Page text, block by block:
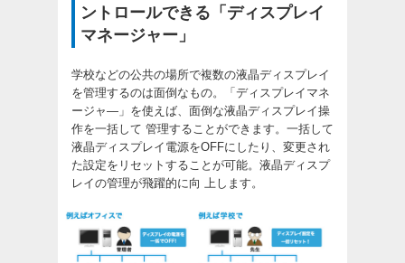
ントロールできる「ディスプレイ
マネージャー」
学校などの公共の場所で複数の液晶ディスプレイ
を管理するのは面倒なもの。「ディスプレイマネ
ージャ—」を使えば、面倒な液晶ディスプレイ操
作を一括して 管理することができます。一括して
液晶ディスプレイ電源をOFFにしたり、変更され
た設定をリセットすることが可能。液晶ディスプ
レイの管理が飛躍的に向 上します。